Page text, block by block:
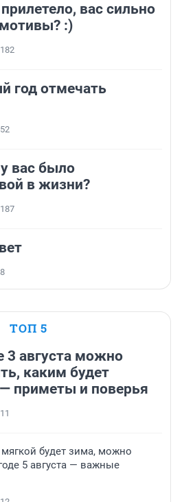
вас сильно
:)
182
год отмечать
52
вас было
в жизни?
187
ТОП 5
3 августа можно
каким будет
приметы и поверья
11
будет зима, можно
5 августа — важные